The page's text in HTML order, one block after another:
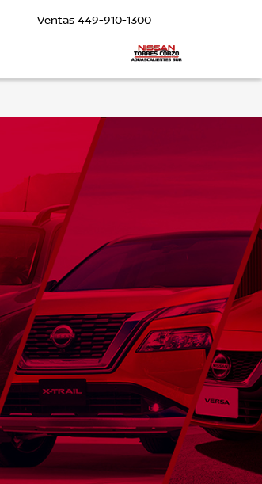
Ventas 449-910-1300